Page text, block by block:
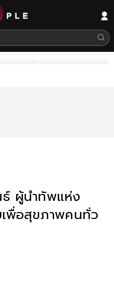
ผู้นำทัพแห่ง
เพื่อสุขภาพคนทั่ว